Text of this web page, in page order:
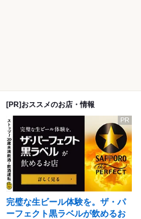
[PR]おススメのお店・情報
PR
完璧な生ビール体験を。ザ・パ
ーフェクト黒ラベルが飲めるお